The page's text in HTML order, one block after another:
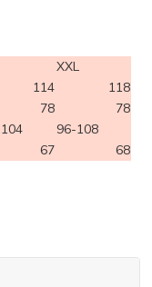
XXL
114
118
78
78
96-108
67 68